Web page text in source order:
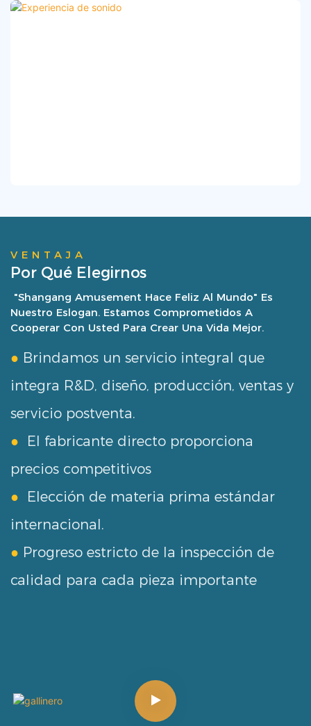
VENTAJA
Por Qué Elegirnos
"Shangang Amusement Hace Feliz Al Mundo" Es
Nuestro Eslogan. Estamos Comprometidos A
Cooperar Con Usted Para Crear Una Vida Mejor.
● Brindamos un servicio integral que
integra R&D, diseño, producción, ventas y
servicio postventa.
●
El fabricante directo proporciona
precios competitivos
●
Elección de materia prima estándar
internacional.
● Progreso estricto de la inspección de
calidad para cada pieza importante